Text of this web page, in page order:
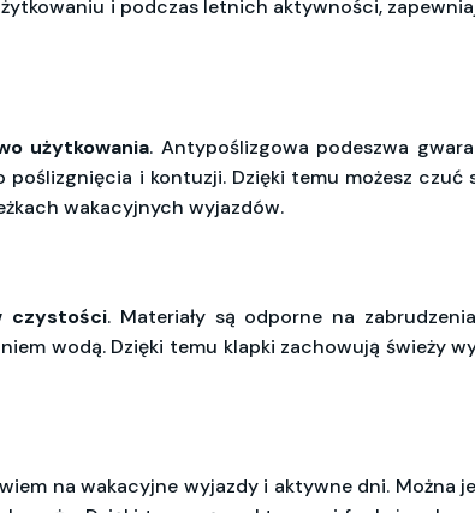
i podczas letnich aktywności,
użytkowania. Antypoślizgowa podeszwa
i kontuzji. Dzięki temu możesz czuć
wakacyjnych wyjazdów.
czystości. Materiały są odporne na
wodą. Dzięki temu klapki zachowują świeży
na wakacyjne wyjazdy i aktywne dni. Można